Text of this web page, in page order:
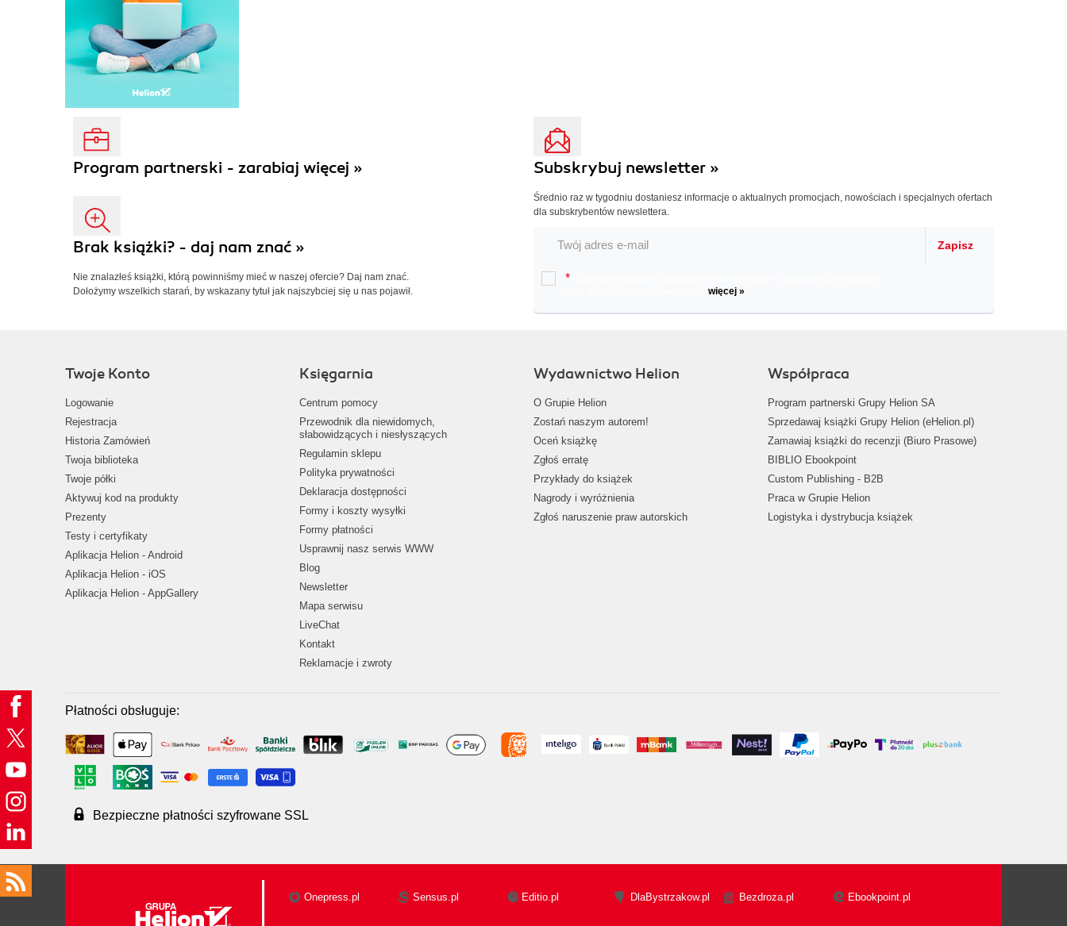
Program partnerski - zarabiaj więcej »
Brak książki? - daj nam znać »
Nie znalazłeś książki, którą powinniśmy mieć w naszej ofercie? Daj nam znać.
Dołożymy wszelkich starań, by wskazany tytuł jak najszybciej się u nas pojawił.
Subskrybuj newsletter »
Średnio raz w tygodniu dostaniesz informacje o aktualnych promocjach, nowościach i specjalnych ofertach
dla subskrybentów newslettera.
Zapisz
*
więcej »
Twoje Konto
Logowanie
Rejestracja
Historia Zamówień
Twoja biblioteka
Twoje półki
Aktywuj kod na produkty
Prezenty
Testy i certyfikaty
Aplikacja Helion - Android
Aplikacja Helion - iOS
Aplikacja Helion - AppGallery
Księgarnia
Centrum pomocy
Przewodnik dla niewidomych,
słabowidzących i niesłyszących
Regulamin sklepu
Polityka prywatności
Deklaracja dostępności
Formy i koszty wysyłki
Formy płatności
Usprawnij nasz serwis WWW
Blog
Newsletter
Mapa serwisu
LiveChat
Kontakt
Reklamacje i zwroty
Wydawnictwo Helion
O Grupie Helion
Zostań naszym autorem!
Oceń książkę
Zgłoś erratę
Przykłady do książek
Nagrody i wyróżnienia
Zgłoś naruszenie praw autorskich
Współpraca
Program partnerski Grupy Helion SA
Sprzedawaj książki Grupy Helion (eHelion.pl)
Zamawiaj książki do recenzji (Biuro Prasowe)
BIBLIO Ebookpoint
Custom Publishing - B2B
Praca w Grupie Helion
Logistyka i dystrybucja książek
Płatności obsługuje:
Bezpieczne płatności szyfrowane SSL
Onepress.pl Sensus.pl Editio.pl DlaBystrzakow.pl Bezdroza.pl Ebookpoint.pl